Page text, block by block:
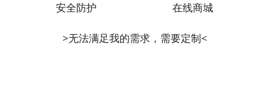
安全防护 在线商城
>无法满足我的需求，需要定制<